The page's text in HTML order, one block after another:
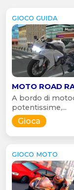
GIOCO GUIDA
MOTO ROAD
A bordo di
potentissime,...
Gioca
GIOCO MOTO